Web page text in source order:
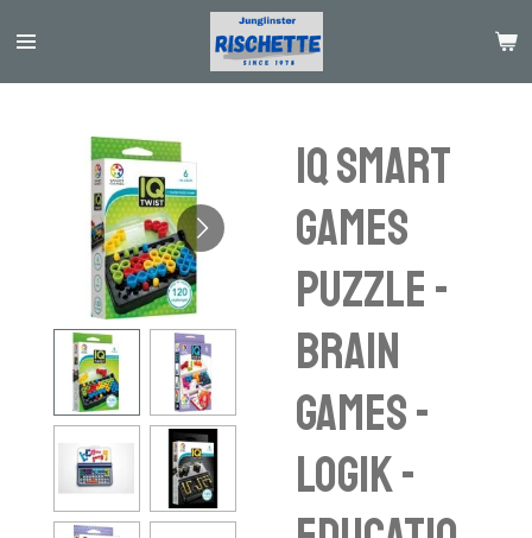
au
IQ SMART
GAMES
PUZZLE -
brain
games -
logik -